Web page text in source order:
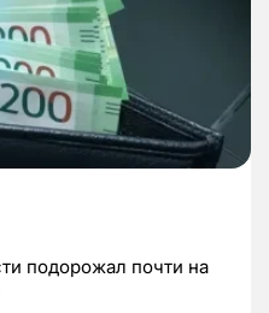
подорожал почти на